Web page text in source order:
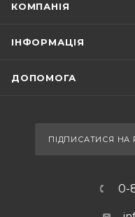
КОМПАНІЯ
ІНФОРМАЦІЯ
ДОПОМОГА
ПІДПИСАТИСЯ НА
0-